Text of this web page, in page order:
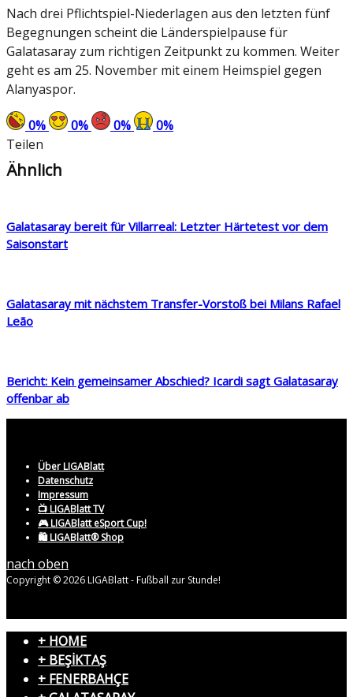
Nach drei Pflichtspiel-Niederlagen aus den letzten fünf
Begegnungen scheint die Länderspielpause für
Galatasaray zum richtigen Zeitpunkt zu kommen. Weiter
geht es am 25. November mit einem Heimspiel gegen
Alanyaspor.
0% 0% 0% 0%
Teilen
Ähnlich
Galatasaray bereit für Villarreal: Letzter Härtetest vor dem
Saisonstart
Galatasaray mit nächstem Transfer-Vorstoß bei Milans Rafael
Leão
Bericht: Kein gemeinsamer Abschied? Icardi sagt Galatasaray
offenbar ab
Über LIGABlatt
Datenschutz
Impressum
📺 LIGABlatt TV
🎮 LIGABlatt eSport Cup!
🛍️ LIGABlatt® Shop
nach oben
Copyright © 2026 LIGABlatt - Fußball zur Stunde!
+ HOME
+ BEŞİKTAŞ
+ FENERBAHÇE